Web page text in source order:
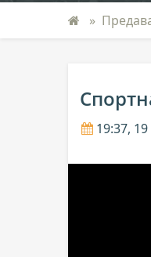
19:37,